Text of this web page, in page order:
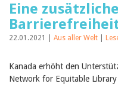
2018
2017
2016
2013
2012
Eine
22.01.2021 | Aus aller Welt
Kanada erhöht den
Network for Equitable Library